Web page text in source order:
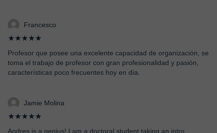
Francesco
★★★★★
Profesor que posee una excelente capacidad de organización, se
toma el trabajo de profesor con gran profesionalidad y pasión,
características poco frecuentes hoy en día.
Jamie Molina
★★★★★
Andres is a genius! I am a doctoral student taking an intro